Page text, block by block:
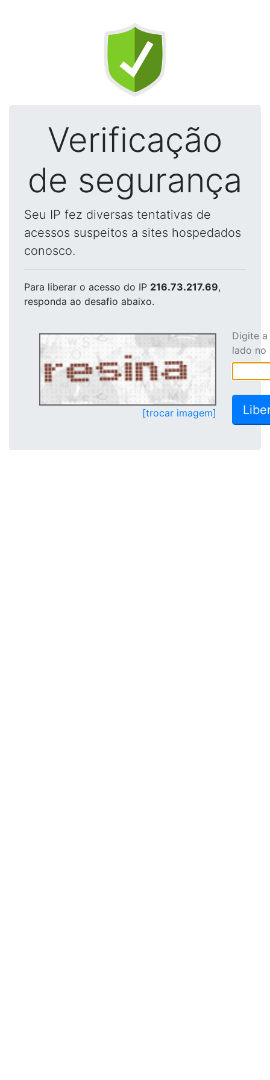
Verificação
de segurança
Seu IP fez diversas tentativas de
acessos suspeitos a sites hospedados
conosco.
Para liberar o acesso do IP 216.73.217.69,
responda ao desafio abaixo.
[trocar imagem]
Digite
lado no